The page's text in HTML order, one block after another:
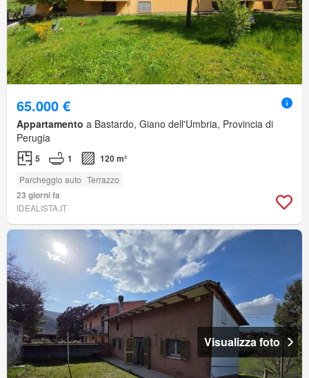
65.000 €
Appartamento a Bastardo, Giano dell'Umbria, Provincia di
Perugia
5 1 120 m²
Parcheggio auto Terrazzo
23 giorni fa
IDEALISTA.IT
Visualizza foto